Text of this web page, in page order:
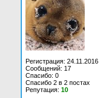
Регистрация: 24.11.2016
Сообщений: 17
Спасибо: 0
Спасибо 2 в 2 постах
Репутация: 10